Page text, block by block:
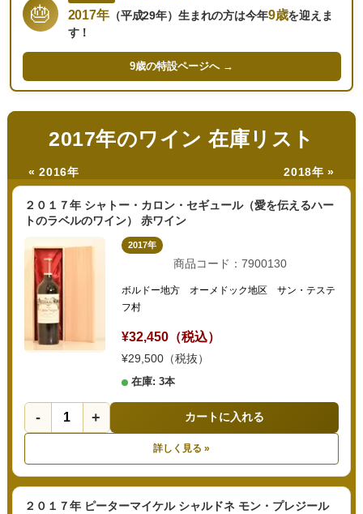
🎂 2017年（平成29年）生まれの方は今年9歳を迎えま
す！
9歳の特設ページへ →
2017年のワイン 在庫リスト
« 2016年 2018年 »
２０１７年 シャトー・カロン・セギュール（愛を伝えるハー
トのラベルのワイン） 赤ワイン
2017年
商品コード：7900130
ボルドー地方 オーメドック地区 サン・テステ
フ村
¥32,450（税込）
¥29,500（税抜）
在庫: 3本
- + カートに入れる
詳しく見る »
２０１７年 ピーターマイケル シャルドネ モン・プレジール